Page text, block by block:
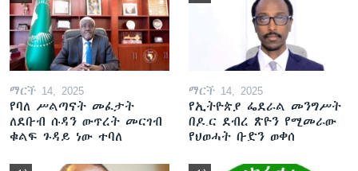
ማርች 14, 2025
የባለ ሥልጣናት መፈታት
ለደቡብ ሱዳን ውጥረት መርገብ
ቁልፍ ጉዳይ ነው ተባለ
ማርች 14, 2025
የኢትዮጵያ ፌደራል መንግሥት
በዶ.ር ደብረ ጽዮን የሚመራው
የህወሓት ቡድን ወቀሰ